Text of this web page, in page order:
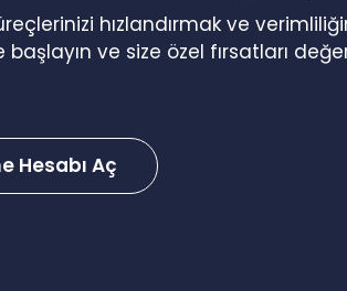
hızlandırmak ve
ve size özel fırsatları
Hesabı Aç